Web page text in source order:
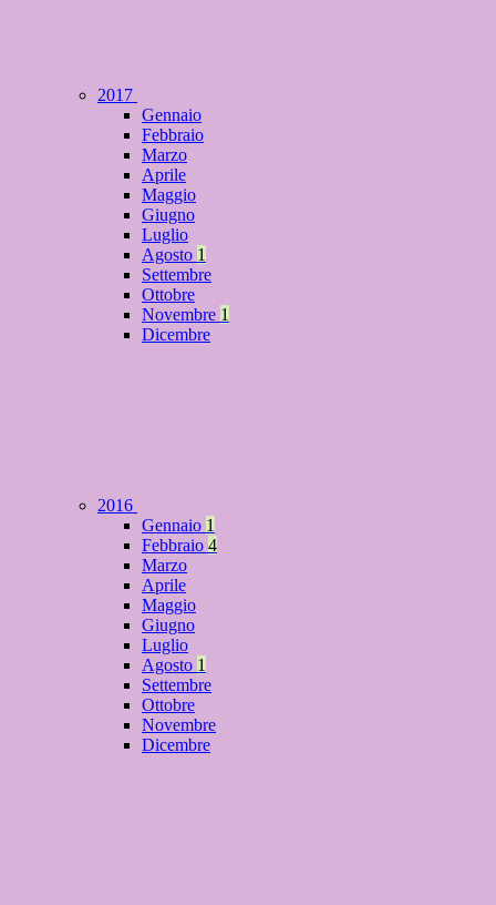
2017
Gennaio
Febbraio
Marzo
Aprile
Maggio
Giugno
Luglio
Agosto 1
Settembre
Ottobre
Novembre 1
Dicembre
2016
Gennaio 1
Febbraio 4
Marzo
Aprile
Maggio
Giugno
Luglio
Agosto 1
Settembre
Ottobre
Novembre
Dicembre